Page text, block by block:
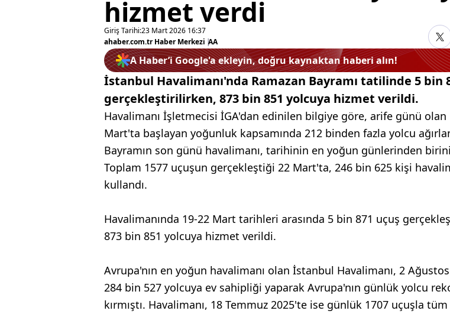
hizmet verdi
Giriş Tarihi:23 Mart 2026 16:37
ahaber.com.tr Haber Merkezi |AA
A Haber’i Google'a ekleyin, doğru kaynaktan haberi alın!
İstanbul Havalimanı'nda Ramazan Bayramı tatilinde 5 bin
gerçekleştirilirken, 873 bin 851 yolcuya hizmet verildi.
Havalimanı İşletmecisi İGA'dan edinilen bilgiye göre, arife günü olan
Mart'ta başlayan yoğunluk kapsamında 212 binden fazla yolcu
Bayramın son günü havalimanı, tarihinin en yoğun günlerinden birini
Toplam 1577 uçuşun gerçekleştiği 22 Mart'ta, 246 bin 625 kişi
kullandı.
Havalimanında 19-22 Mart tarihleri arasında 5 bin 871 uçuş
873 bin 851 yolcuya hizmet verildi.
Avrupa'nın en yoğun havalimanı olan İstanbul Havalimanı, 2
284 bin 527 yolcuya ev sahipliği yaparak Avrupa'nın günlük yolcu
kırmıştı. Havalimanı, 18 Temmuz 2025'te ise günlük 1707 uçuşla tüm